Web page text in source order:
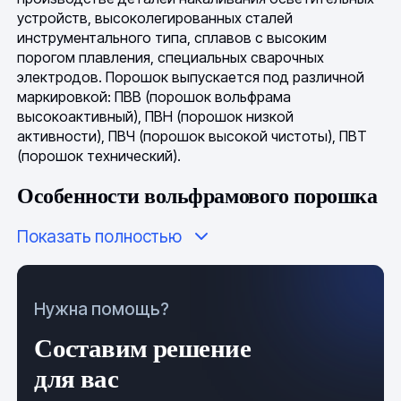
устройств, высоколегированных сталей
инструментального типа, сплавов с высоким
порогом плавления, специальных сварочных
электродов. Порошок выпускается под различной
маркировкой: ПВВ (порошок вольфрама
высокоактивный), ПВН (порошок низкой
активности), ПВЧ (порошок высокой чистоты), ПВТ
(порошок технический).
Особенности вольфрамового порошка
Подготовка сыпучей смеси осуществляется
порошок является веществом из частичек мелкой
восстановительной реакции, в которой исходным
взаимодействующий с оксигеном, восстановителем
служит гидроген или углерод. В зависимости от
Показать полностью
Нужна помощь?
Составим решение
для вас